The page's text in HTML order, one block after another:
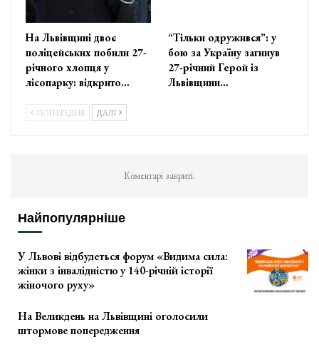
На Львівщині двоє
поліцейських побили 27-
річного хлопця у
лісопарку: відкрито…
“Тільки одружився”: у
бою за Україну загинув
27-річний Герой із
Львівщини…
ПОПЕРЕДНЯ ДАЛІ
Коментарі закриті.
Найпопулярніше
У Львові відбудеться форум «Видима сила:
жінки з інвалідністю у 140-річній історії
жіночого руху»
На Великдень на Львівщині оголосили
штормове попередження